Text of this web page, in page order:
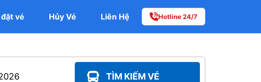
vé Hủy Vé Liên Hệ Hotline 24/7
TÌM KIẾM VÉ